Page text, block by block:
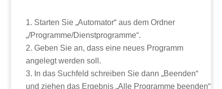
Starten Sie „Automator“ aus dem Ordner
„/Programme/Dienstprogramme“.
Geben Sie an, dass eine neues Programm
angelegt werden soll.
In das Suchfeld schreiben Sie dann „Beenden“
und ziehen das Ergebnis „Alle Programme beenden“